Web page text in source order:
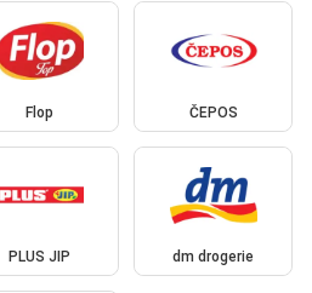
Flop ČEPOS
PLUS JIP dm drogerie